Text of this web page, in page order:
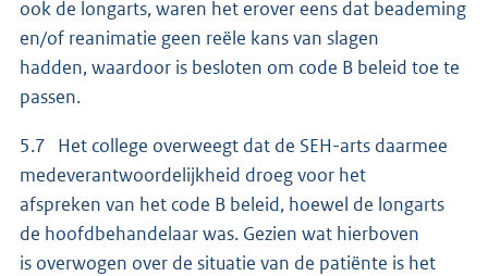
ook de longarts, waren het erover eens dat beademing
en/of reanimatie geen reële kans van slagen
hadden, waardoor is besloten om code B beleid toe te
passen.
5.7 Het college overweegt dat de SEH-arts daarmee
medeverantwoordelijkheid droeg voor het
afspreken van het code B beleid, hoewel de longarts
de hoofdbehandelaar was. Gezien wat hierboven
is overwogen over de situatie van de patiënte is het